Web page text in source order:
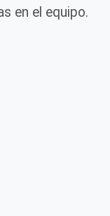
en el equipo.